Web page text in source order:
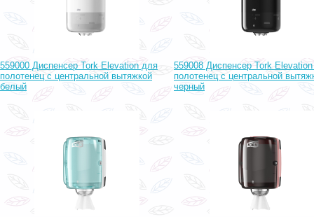
559000 Диспенсер Tork Elevation для
полотенец с центральной вытяжкой
белый
559008 Диспенсер Tork
полотенец с центральной
черный